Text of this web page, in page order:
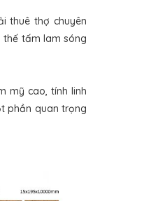
thuê thợ chuyên
thế tấm lam sóng
mỹ cao, tính linh
phần quan trọng